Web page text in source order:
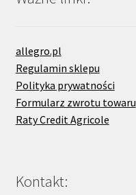
allegro.pl
Regulamin sklepu
Polityka prywatności
Formularz zwrotu towaru
Raty Credit Agricole
Kontakt: